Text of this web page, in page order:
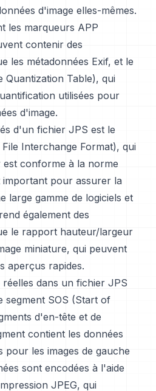
d'image elles-mêmes.
les marqueurs APP
contenir des
les métadonnées Exif, et le
Quantization Table), qui
utilisées pour
d'image.
d'un fichier JPS est le
Interchange Format), qui
est conforme à la norme
important pour assurer la
large gamme de logiciels et
également des
le rapport hauteur/largeur
miniature, qui peuvent
aperçus rapides.
réelles dans un fichier JPS
segment SOS (Start of
d'en-tête et de
contient les données
pour les images de gauche
sont encodées à l'aide
JPEG, qui